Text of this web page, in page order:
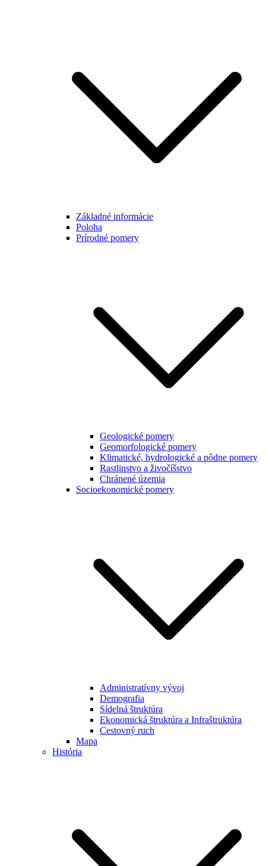
Základné informácie
Poloha
Prírodné pomery
Geologické pomery
Geomorfologické pomery
Klimatické, hydrologické a pôdne pomery
Rastlinstvo a živočíšstvo
Chránené územia
Socioekonomické pomery
Administratívny vývoj
Demografia
Sídelná štruktúra
Ekonomická štruktúra a Infraštruktúra
Cestovný ruch
Mapa
História